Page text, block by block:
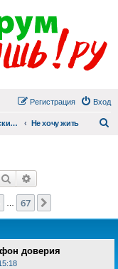
Вход
Регистрация
Практический раздел Не хочу жить
Поиск
67
доверия